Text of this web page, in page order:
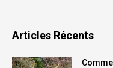
Articles Récents